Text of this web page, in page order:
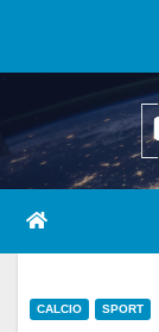
CALCIO SPORT